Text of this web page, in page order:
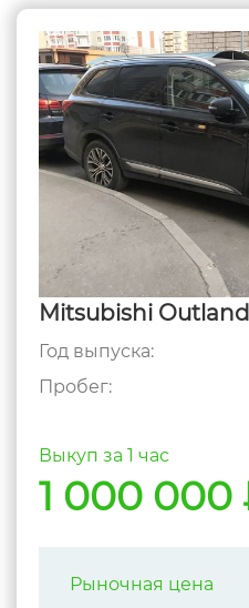
Mitsubishi
Год выпуска:
Пробег:
Выкуп за 1 час
1 000 000
Рыночная цена